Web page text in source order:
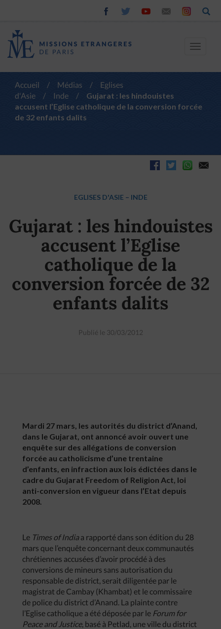
Toggle
Accueil / Médias /
Eglises
d'Asie
/ Inde /
Gujarat : les hindouistes
accusent l’Eglise catholique de la conversion forcée
de 32 enfants dalits
EGLISES D'ASIE – INDE
Gujarat : les hindouistes
accusent l’Eglise
catholique de la
conversion forcée de 32
enfants dalits
Publié le 30/03/2012
Mardi 27 mars, les autorités du district d’Anand,
dans le Gujarat, ont annoncé avoir ouvert une
enquête sur des allégations de conversion
forcée au catholicisme d’une trentaine
d’enfants, en infraction aux lois édictées dans le
cadre du Gujarat Freedom of Religion Act, loi
anti-conversion en vigueur dans l’Etat depuis
2008.
Le Times of Indiaa rapporté dans son édition du 28
mars que l’enquête concernant deux communautés
chrétiennes accusées d’avoir procédé à des
conversions de mineurs sans autorisation du
responsable de district, serait diligentée par le
magistrat de Cambay (Khambat) et le commissaire
de police du district d’Anand. La plainte contre
l’Eglise catholique a été déposée par le Forum for
Peace and Justice, basé à Petlad, une ville du district